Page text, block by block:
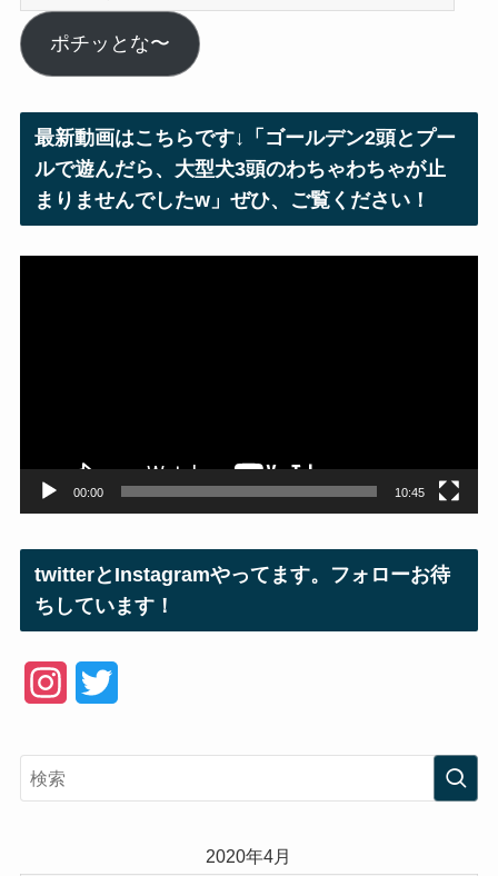
ー
ル
ア
ス
ポチッとな〜
最新動画はこちらです↓「ゴールデン2頭とプー
ルで遊んだら、大型犬3頭のわちゃわちゃが止
まりませんでしたw」ぜひ、ご覧ください！
00:00 10:45
twitterとInstagramやってます。フォローお待
ちしています！
2020年4月